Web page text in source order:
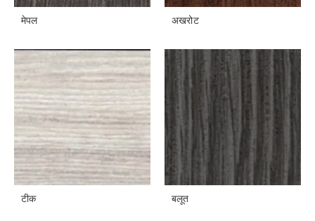
मेपल अखरोट
टीक बलूत